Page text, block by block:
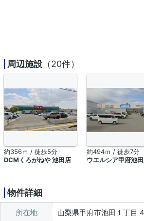
周辺施設 （20件）
約356ｍ / 徒歩5分
DCMくろがねや 池田店
約494ｍ / 徒歩7分
ウエルシア甲府池
物件詳細
所在地 山梨県甲府市池田１丁目